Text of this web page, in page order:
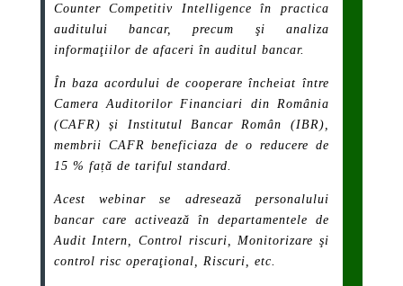
Counter Competitiv Intelligence în practica
auditului bancar, precum şi analiza
informaţiilor de afaceri în auditul bancar.
În baza acordului de cooperare încheiat între
Camera Auditorilor Financiari din România
(CAFR) și Institutul Bancar Român (IBR),
membrii CAFR beneficiaza de o reducere de
15 % față de tariful standard.
Acest webinar se adresează personalului
bancar care activează în departamentele de
Audit Intern, Control riscuri, Monitorizare şi
control risc operaţional, Riscuri, etc.